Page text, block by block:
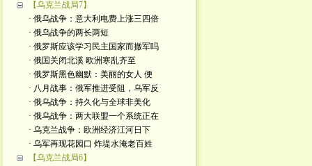
【乌克兰战局7】
· 俄乌战争：意大利电费上涨三四倍
· 俄乌战争的两长两短
· 俄罗斯应该学习民主国家而撤军吗
· 俄国关闭北溪 欧洲寒乱齐至
· 俄罗斯黑色幽默：美丽的女人 便
· 八月战事：俄军推进受阻，乌军反
· 俄乌战争：持久化与全球非美化
· 俄乌战争：两大联盟一个系统正在
· 乌克兰战争：欧洲经济江河日下
· 乌军再现花园口 炸堤水淹老百姓
【乌克兰战局6】